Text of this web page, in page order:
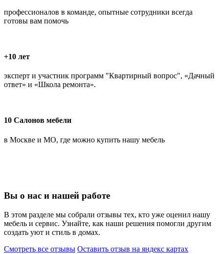
профессионалов в команде, опытные сотрудники всегда
готовы вам помочь
+10 лет
эксперт и участник программ "Квартирный вопрос", «Дачный
ответ» и «Школа ремонта».
10 Салонов мебели
в Москве и МО, где можно купить нашу мебель
Вы о нас и нашей работе
В этом разделе мы собрали отзывы тех, кто уже оценил нашу
мебель и сервис. Узнайте, как наши решения помогли другим
создать уют и стиль в домах.
Смотреть все отзывы Оставить отзыв на яндекс картах